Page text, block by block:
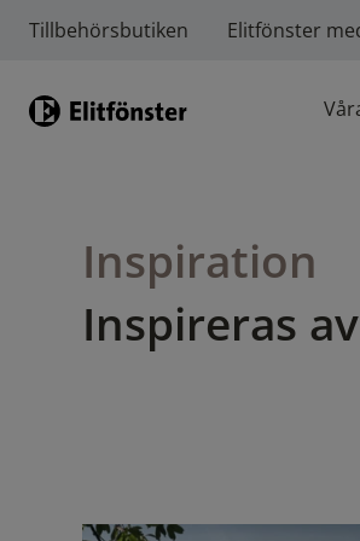
Tillbehörsbutiken Elitfönster
Hem
Inspiration
Inspireras